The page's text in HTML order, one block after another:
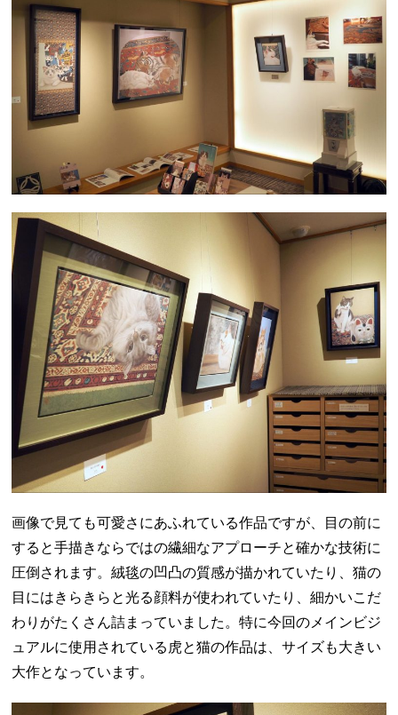
画像で見ても可愛さにあふれている作品ですが、目の前に
すると手描きならではの繊細なアプローチと確かな技術に
圧倒されます。絨毯の凹凸の質感が描かれていたり、猫の
目にはきらきらと光る顔料が使われていたり、細かいこだ
わりがたくさん詰まっていました。特に今回のメインビジ
ュアルに使用されている虎と猫の作品は、サイズも大きい
大作となっています。